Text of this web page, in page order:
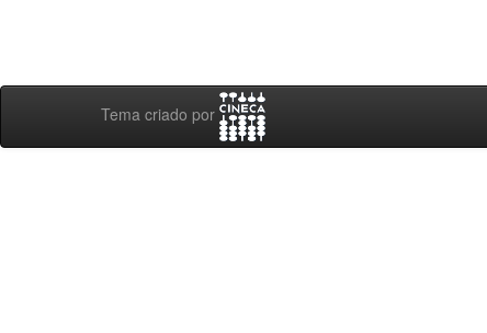
Tema criado por